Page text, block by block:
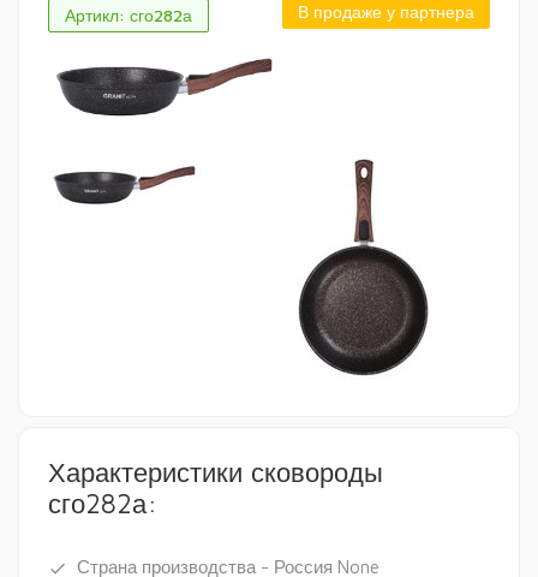
Артикл: сго282а В продаже у партнера
Характеристики сковороды
сго282а:
done Страна производства - Россия None